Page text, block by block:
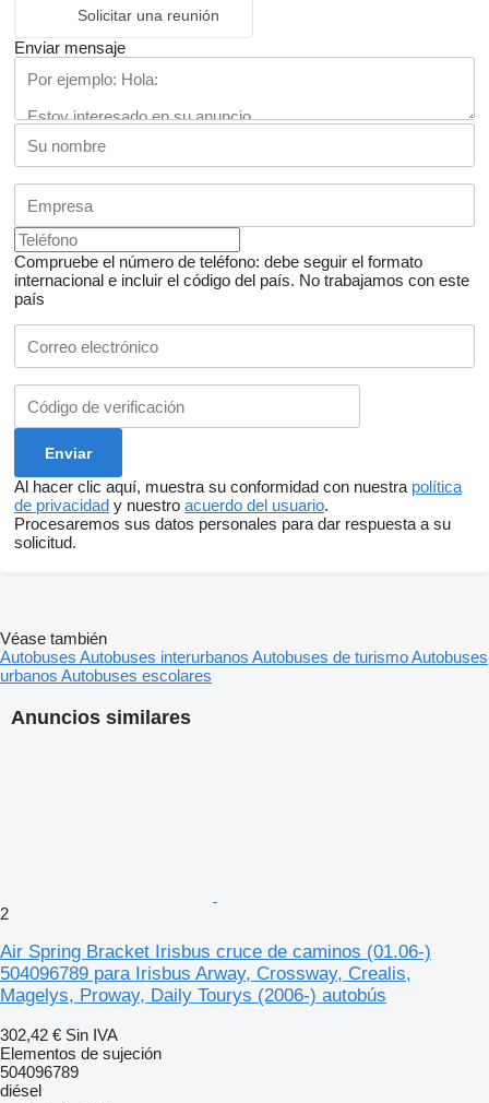
Solicitar una reunión
Enviar mensaje
Compruebe el número de teléfono: debe seguir el formato
internacional e incluir el código del país. No trabajamos con este
país
Al hacer clic aquí, muestra su conformidad con nuestra política
de privacidad y nuestro acuerdo del usuario.
Procesaremos sus datos personales para dar respuesta a su
solicitud.
Anuncios similares
2
Air Spring Bracket Irisbus cruce de caminos (01.06-)
504096789 para Irisbus Arway, Crossway, Crealis,
Magelys, Proway, Daily Tourys (2006-) autobús
302,42 € Sin IVA
Elementos de sujeción
504096789
diésel
Véase también
Autobuses Autobuses interurbanos Autobuses de turismoAutobuses
urbanos Autobuses escolares